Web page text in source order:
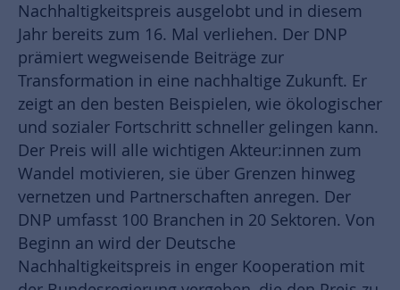
Nachhaltigkeitspreis ausgelobt und in diesem
Jahr bereits zum 16. Mal verliehen. Der DNP
prämiert wegweisende Beiträge zur
Transformation in eine nachhaltige Zukunft. Er
zeigt an den besten Beispielen, wie ökologischer
und sozialer Fortschritt schneller gelingen kann.
Der Preis will alle wichtigen Akteur:innen zum
Wandel motivieren, sie über Grenzen hinweg
vernetzen und Partnerschaften anregen. Der
DNP umfasst 100 Branchen in 20 Sektoren. Von
Beginn an wird der Deutsche
Nachhaltigkeitspreis in enger Kooperation mit